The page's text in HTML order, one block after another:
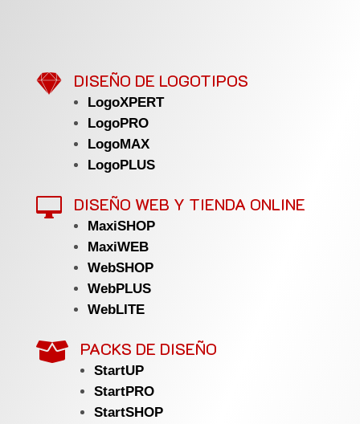
 DISEÑO DE LOGOTIPOS
LogoXPERT
LogoPRO
LogoMAX
LogoPLUS
 DISEÑO WEB Y TIENDA ONLINE
MaxiSHOP
MaxiWEB
WebSHOP
WebPLUS
WebLITE
 PACKS DE DISEÑO
StartUP
StartPRO
StartSHOP